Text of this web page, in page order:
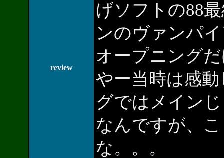
review
げソフトの88
ンのヴァンパ
オープニング
やー当時は感
グではメイン
なんですが、
な。。。